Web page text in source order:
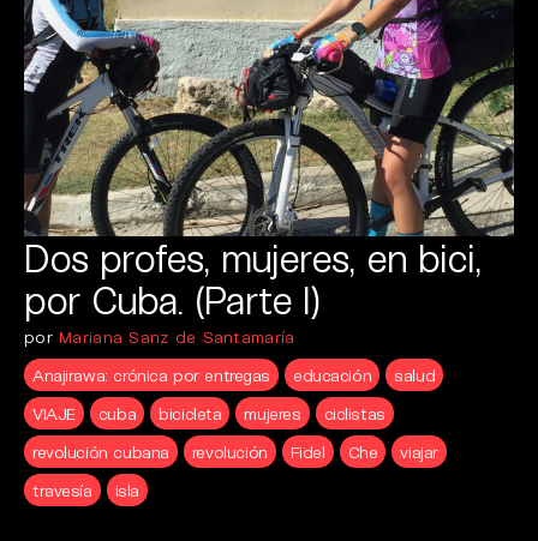
Dos profes, mujeres, en bici,
por Cuba. (Parte I)
porMariana Sanz de Santamaría
Anajirawa: crónica por entregas
educación
salud
VIAJE
cuba bicicleta mujeres
ciclistas
revolución cubana
revolución Fidel Che
viajar
travesía
isla